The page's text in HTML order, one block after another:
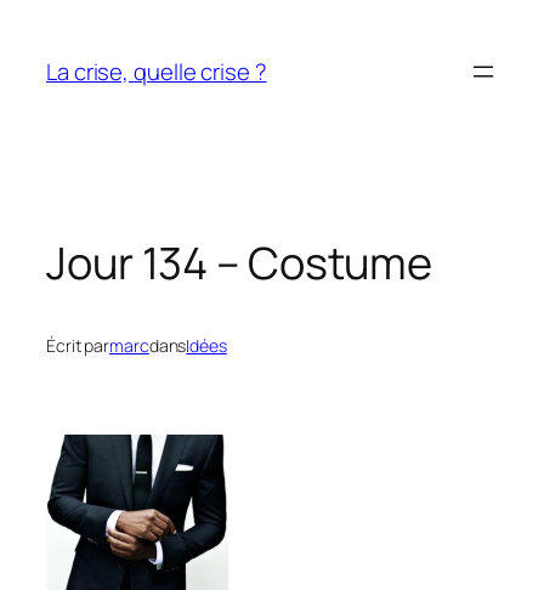
contenu
La crise, quelle crise ?
Jour 134 – Costume
Écrit parmarcdansIdées